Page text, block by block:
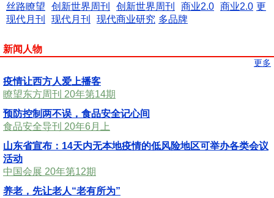
丝路瞭望
创新世界周刊 创新世界周刊 商业2.0 商业2.0
现代月刊
现代月刊 现代商业研究
更
多品牌
新闻人物
更多
疫情让西方人爱上播客
瞭望东方周刊 20年第14期
预防控制两不误，食品安全记心间
食品安全导刊 20年6月上
山东省宣布：14天内无本地疫情的低风险地区可举办各类会议
活动
中国会展 20年第12期
养老，先让老人“老有所为”